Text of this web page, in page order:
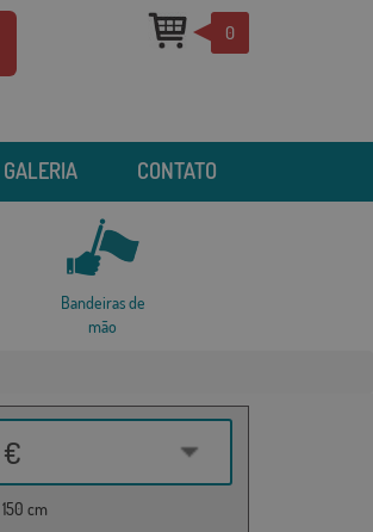
0
GALERIA CONTATO
Bandeiras de
mão
€
cm